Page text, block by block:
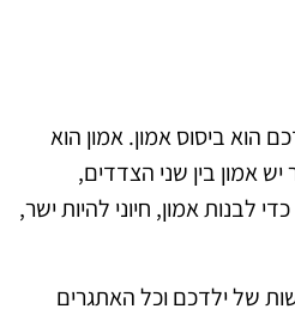
הוא ביסוס אמון. אמון הוא
אמון בין שני הצדדים,
לבנות אמון, חיוני להיות ישר,
של ילדכם וכל האתגרים